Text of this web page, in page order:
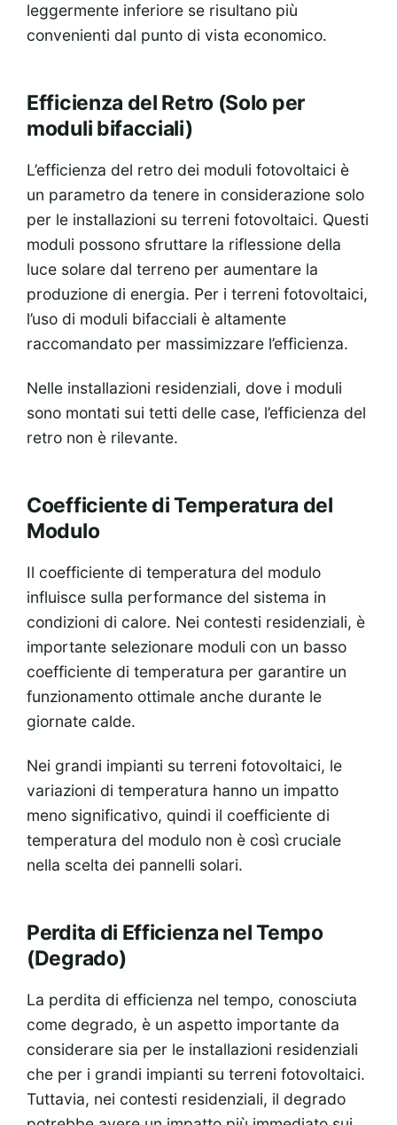
leggermente inferiore se risultano più
convenienti dal punto di vista economico.
Efficienza del Retro (Solo per
moduli bifacciali)
L’efficienza del retro dei moduli fotovoltaici è
un parametro da tenere in considerazione solo
per le installazioni su terreni fotovoltaici. Questi
moduli possono sfruttare la riflessione della
luce solare dal terreno per aumentare la
produzione di energia. Per i terreni fotovoltaici,
l’uso di moduli bifacciali è altamente
raccomandato per massimizzare l’efficienza.
Nelle installazioni residenziali, dove i moduli
sono montati sui tetti delle case, l’efficienza del
retro non è rilevante.
Coefficiente di Temperatura del
Modulo
Il coefficiente di temperatura del modulo
influisce sulla performance del sistema in
condizioni di calore. Nei contesti residenziali, è
importante selezionare moduli con un basso
coefficiente di temperatura per garantire un
funzionamento ottimale anche durante le
giornate calde.
Nei grandi impianti su terreni fotovoltaici, le
variazioni di temperatura hanno un impatto
meno significativo, quindi il coefficiente di
temperatura del modulo non è così cruciale
nella scelta dei pannelli solari.
Perdita di Efficienza nel Tempo
(Degrado)
La perdita di efficienza nel tempo, conosciuta
come degrado, è un aspetto importante da
considerare sia per le installazioni residenziali
che per i grandi impianti su terreni fotovoltaici.
Tuttavia, nei contesti residenziali, il degrado